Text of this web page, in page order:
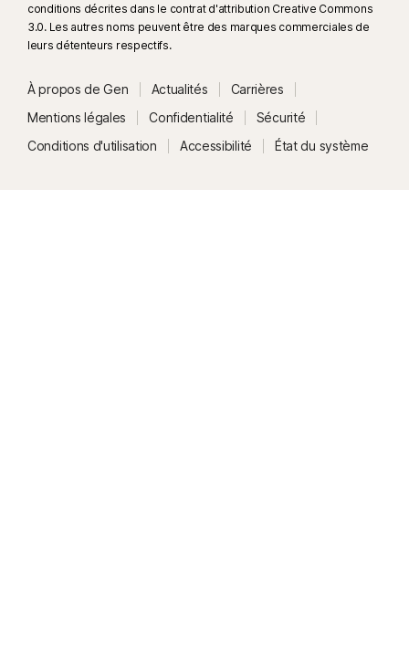
conditions décrites dans le contrat d'attribution Creative Commons
3.0. Les autres noms peuvent être des marques commerciales de
leurs détenteurs respectifs.
À propos de Gen Actualités
Carrières
Mentions légales
Confidentialité
Sécurité
Conditions d'utilisation
Accessibilité État du système